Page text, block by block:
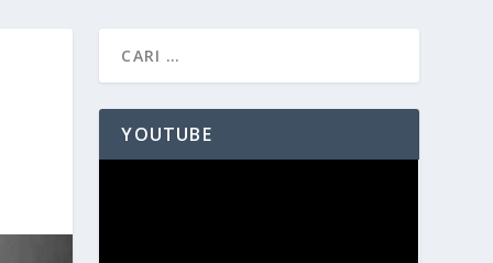
YOUTUBE